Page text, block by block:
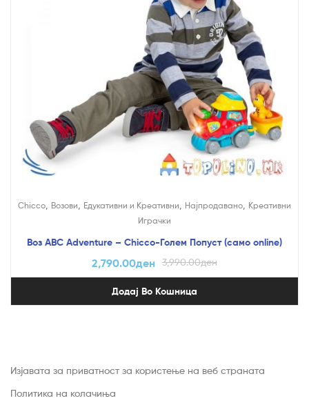
Chicco Возови Едукативни и Креативни Најпродавано Креативни
Играчки
Воз ABC Adventure – Chicco-Голем Попуст (само online)
3,990.00ден
2,790.00ден
Додај Во Кошница
Изјавата за приватност за користење на веб страната
Политика на колачиња